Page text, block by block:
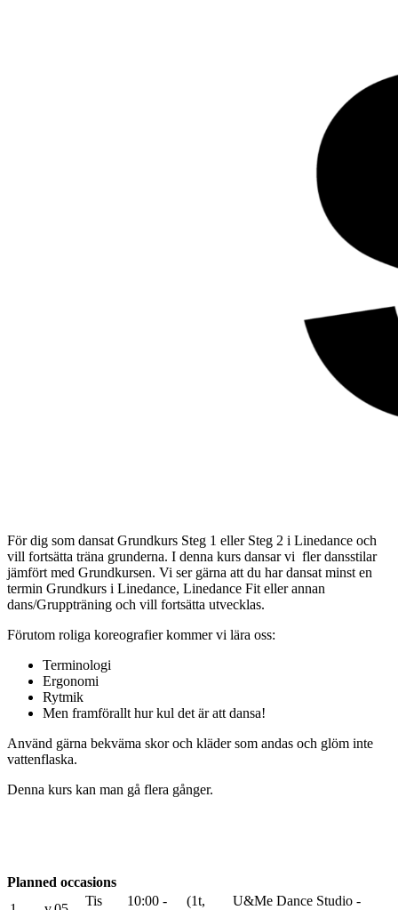
För dig som dansat Grundkurs Steg 1 eller Steg 2 i Linedance och
vill fortsätta träna grunderna. I denna kurs dansar vi fler dansstilar
jämfört med Grundkursen. Vi ser gärna att du har dansat minst en
termin Grundkurs i Linedance, Linedance Fit eller annan
dans/Gruppträning och vill fortsätta utvecklas.
Förutom roliga koreografier kommer vi lära oss:
Terminologi
Ergonomi
Rytmik
Men framförallt hur kul det är att dansa!
Använd gärna bekväma skor och kläder som andas och glöm inte
vattenflaska.
Denna kurs kan man gå flera gånger.
Planned occasions
Tis
10:00 -
(1t,
U&Me Dance Studio -